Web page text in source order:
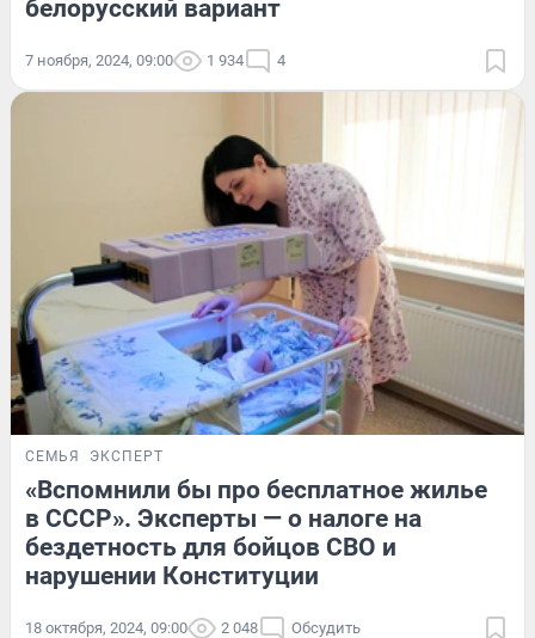
белорусский вариант
7 ноября, 2024, 09:00 1 934 4
СЕМЬЯ ЭКСПЕРТ
«Вспомнили бы про бесплатное жилье
в СССР». Эксперты — о налоге на
бездетность для бойцов СВО и
нарушении Конституции
18 октября, 2024, 09:00 2 048 Обсудить